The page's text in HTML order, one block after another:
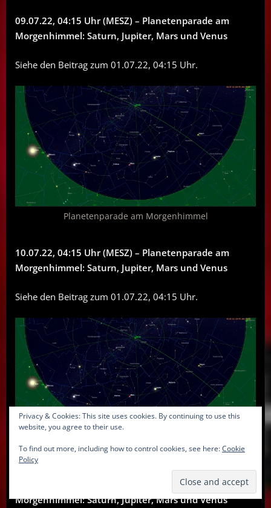
09.07.22, 04:15 Uhr (MESZ) – Planetenparade am
Morgenhimmel: Saturn, Jupiter, Mars und Venus
Siehe den Beitrag zum 01.07.22, 04:15 Uhr.
Planetenparade am Morgenhimmel
10.07.22, 04:15 Uhr (MESZ) – Planetenparade am
Morgenhimmel: Saturn, Jupiter, Mars und Venus
Siehe den Beitrag zum 01.07.22, 04:15 Uhr.
Planetenparade am Morgenhimmel
11.07.22, 04:15 Uhr (MESZ) – Planetenparade am
Morgenhimmel: Saturn, Jupiter, Mars und Venus
Privacy & Cookies: This site uses cookies. By continuing to use this
website, you agree to their use.
To find out more, including how to control cookies, see here:Cookie
Policy